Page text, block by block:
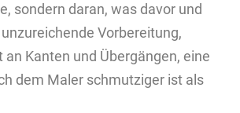
sondern daran, was davor und
Vorbereitung,
Kanten und Übergängen, eine
dem Maler schmutziger ist als